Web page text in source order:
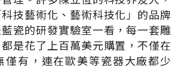
技藝術化、藝術科技化」的品牌
瓷的研發實驗室一看，每一套雕
是花了上百萬美元購置，不僅在
僅有，連在歐美等瓷器大廠都少